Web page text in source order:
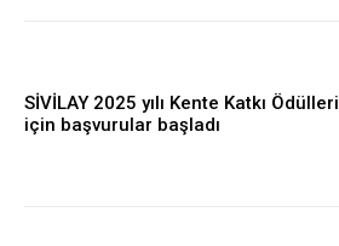
SİVİLAY 2025 yılı Kente Katkı Ödülleri
için başvurular başladı